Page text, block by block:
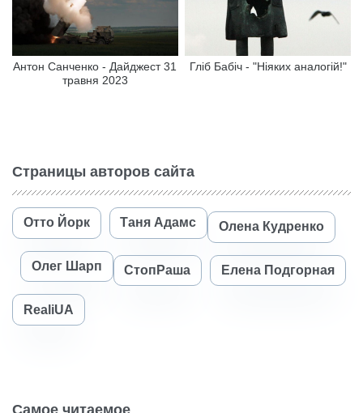
Антон Санченко - Дайджест 31
травня 2023
Гліб Бабіч - "Ніяких аналогій!"
Страницы авторов сайта
Отто Йорк Таня Адамс Олена Кудренко
Олег Шарп СтопРаша Елена Подгорная
RealiUA